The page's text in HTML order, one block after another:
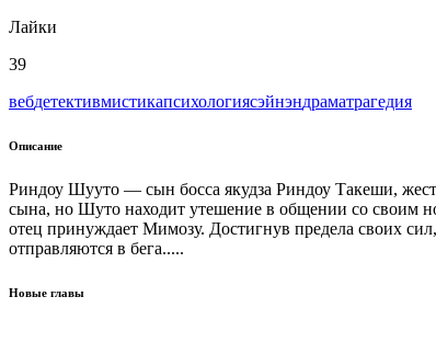
Лайки
39
вебдетективмистикапсихологиясэйнэндраматрагедия
Описание
Риндоу Шууто — сын босса якудза Риндоу Такеши,
сына, но Шуто находит утешение в общении со своим
отец принуждает Мимозу. Достигнув предела своих
отправляются в бега.....
Новые главы